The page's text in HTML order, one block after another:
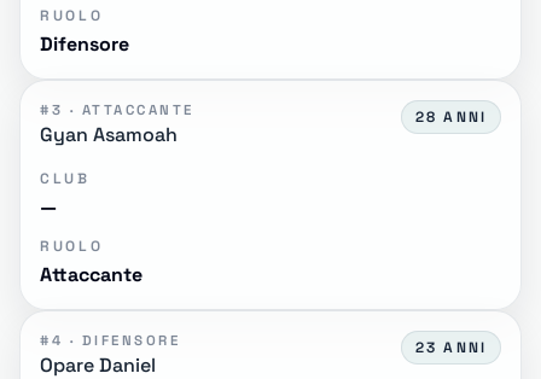
RUOLO
Difensore
#3 · ATTACCANTE
Gyan Asamoah
28 ANNI
CLUB
—
RUOLO
Attaccante
#4 · DIFENSORE
Opare Daniel
23 ANNI